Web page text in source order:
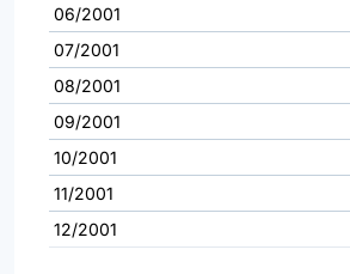
06/2001
07/2001
08/2001
09/2001
10/2001
11/2001
12/2001